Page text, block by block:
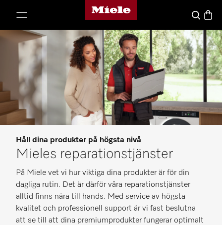
Mieles hemsida
Sök
Håll dina produkter på högsta nivå
Mieles reparationstjänster
På Miele vet vi hur viktiga dina produkter är för din
dagliga rutin. Det är därför våra reparationstjänster
alltid finns nära till hands. Med service av högsta
kvalitet och professionell support är vi fast beslutna
att se till att dina premiumprodukter fungerar optimalt